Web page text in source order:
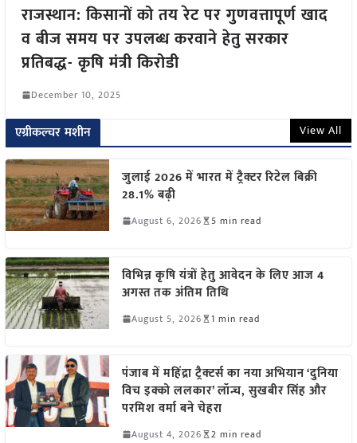
राजस्थान: किसानों को तय रेट पर गुणवत्तापूर्ण खाद
व बीज समय पर उपलब्ध करवाने हेतु सरकार
प्रतिबद्ध- कृषि मंत्री किरोडी
December 10, 2025
एग्रीकल्चर मशीन View All
जुलाई 2026 में भारत में ट्रैक्टर रिटेल बिक्री
28.1% बढ़ी
August 6, 2026 5 min read
विभिन्न कृषि यंत्रों हेतु आवेदन के लिए आज 4
अगस्त तक अंतिम तिथि
August 5, 2026 1 min read
पंजाब में महिंद्रा ट्रैक्टर्स का नया अभियान ‘दुनिया
विच इक्को ललकार’ लॉन्च, सुखबीर सिंह और
परमिश वर्मा बने चेहरा
August 4, 2026 2 min read